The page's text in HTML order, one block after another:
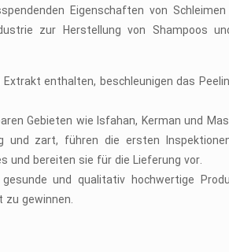
Eigenschaften von
zur Herstellung von Shampoos
enthalten, beschleunigen das
Gebieten wie Isfahan, Kerman und
und zart, führen die ersten
und bereiten sie für die Lieferung vor.
und qualitativ hochwertige
zu gewinnen.